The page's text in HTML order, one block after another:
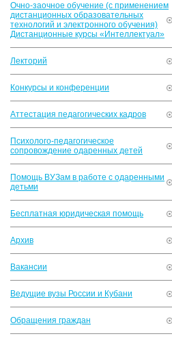
Очно-заочное обучение (с применением
дистанционных образовательных
технологий и электронного обучения)
Дистанционные курсы «Интеллектуал»
Лекторий
Конкурсы и конференции
Аттестация педагогических кадров
Психолого-педагогическое
сопровождение одаренных детей
Помощь ВУЗам в работе с одаренными
детьми
Бесплатная юридическая помощь
Архив
Вакансии
Ведущие вузы России и Кубани
Обращения граждан